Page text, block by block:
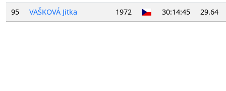
95
VAŠKOVÁ Jitka 1972 30:14:45 29.64